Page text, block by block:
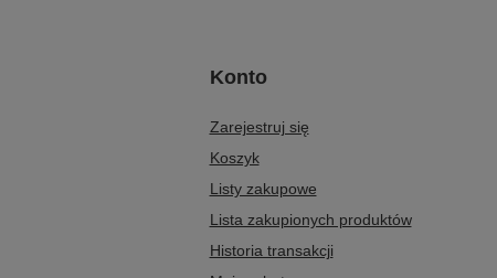
Konto
Zarejestruj się
Koszyk
Listy zakupowe
Lista zakupionych produktów
Historia transakcji